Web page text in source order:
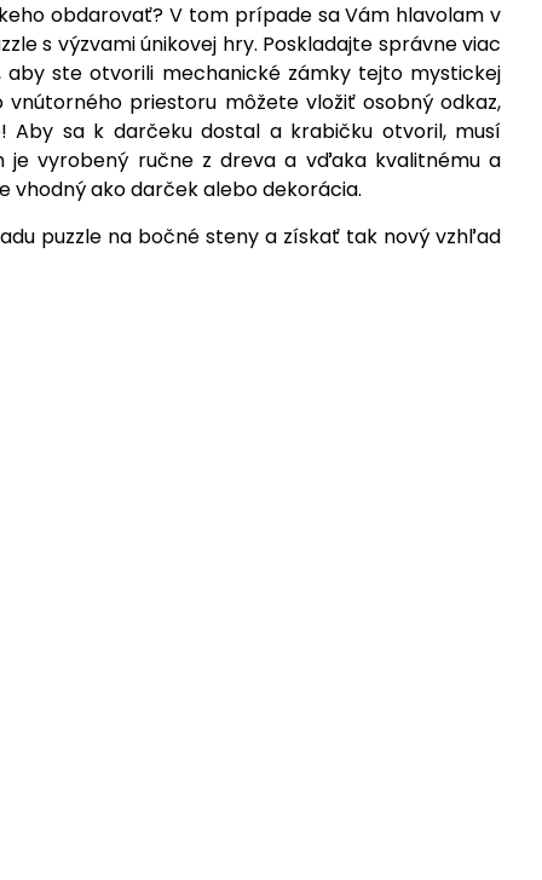
obdarovať? V tom prípade sa Vám hlavolam v
s výzvami únikovej hry. Poskladajte správne viac
ste otvorili mechanické zámky tejto mystickej
priestoru môžete vložiť osobný odkaz,
Aby sa k darčeku dostal a krabičku otvoril, musí
je vyrobený ručne z dreva a vďaka kvalitnému a
vhodný ako darček alebo dekorácia.
puzzle na bočné steny a získať tak nový vzhľad